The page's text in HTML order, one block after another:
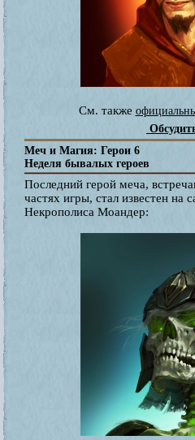
См. также
Меч и Магия: Герои 6
Неделя бывалых героев
Последний герой меча,
частях игры, стал известен на
Некрополиса Моандер: